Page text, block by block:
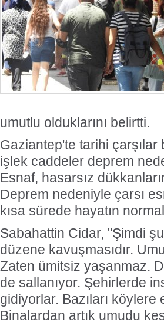
umutlu olduklarını belirtti.
Gaziantep'te tarihi
işlek caddeler deprem
Esnaf, hasarsız
Deprem nedeniyle çarsı
kısa sürede hayatın
Sabahattin Cidar, "Şimdi
düzene kavuşmasıdır.
Zaten ümitsiz yaşanmaz.
de sallanıyor. Şehirlerde
gidiyorlar. Bazıları köylere
Binalardan artık umudu